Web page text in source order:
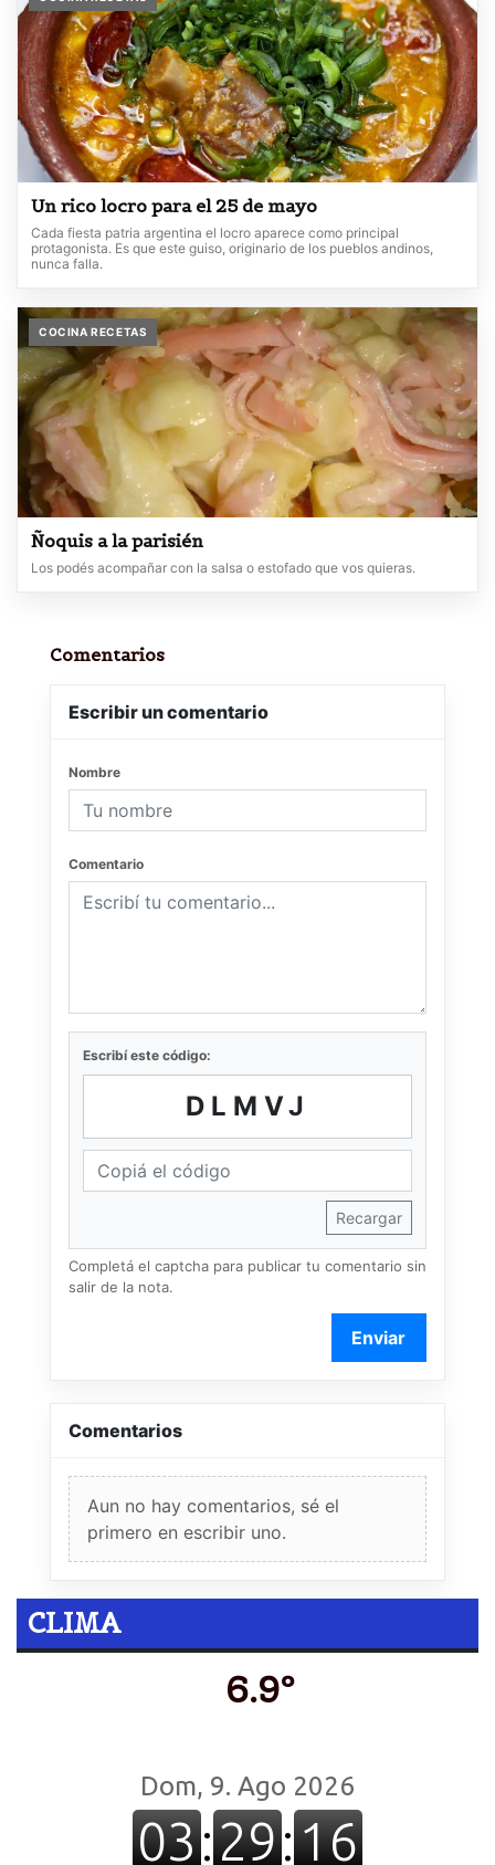
Un rico locro para el 25 de mayo
Cada fiesta patria argentina el locro aparece como principal
protagonista. Es que este guiso, originario de los pueblos andinos,
nunca falla.
COCINA RECETAS
Ñoquis a la parisién
Los podés acompañar con la salsa o estofado que vos quieras.
Comentarios
Escribir un comentario
Nombre
Comentario
Escribí este código:
DLMVJ
Recargar
Completá el captcha para publicar tu comentario sin
salir de la nota.
Enviar
Comentarios
Aun no hay comentarios, sé el
primero en escribir uno.
CLIMA
6.9º